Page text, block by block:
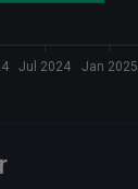
Jul 2024 Jan 2025